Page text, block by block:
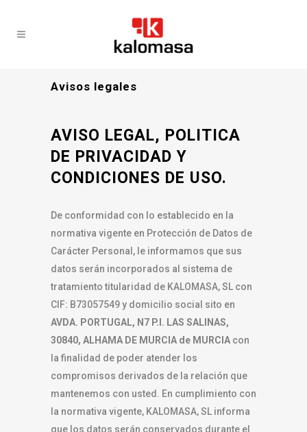
Avisos legales
AVISO LEGAL, POLITICA
DE PRIVACIDAD Y
CONDICIONES DE USO.
De conformidad con lo establecido en la
normativa vigente en Protección de Datos de
Carácter Personal, le informamos que sus
datos serán incorporados al sistema de
tratamiento titularidad de KALOMASA, SL con
CIF: B73057549 y domicilio social sito en
AVDA. PORTUGAL, N7 P.I. LAS SALINAS,
30840, ALHAMA DE MURCIA de MURCIA con
la finalidad de poder atender los
compromisos derivados de la relación que
mantenemos con usted. En cumplimiento con
la normativa vigente, KALOMASA, SL informa
que los datos serán conservados durante el